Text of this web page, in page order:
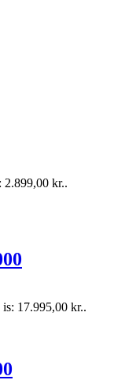
2.899,00 kr..
17.995,00 kr..